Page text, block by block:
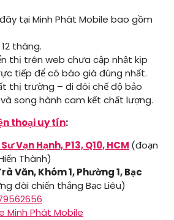
tại Minh Phát Mobile bao gồm
tháng.
thị trên web chưa cập nhật kịp
tiếp để có báo giá đúng nhất.
thị trường – đi đôi chế độ bảo
song hành cam kết chất lượng.
thoại uy tín:
Vạn Hạnh, P13, Q10, HCM (đoạn
Thành)
Văn, Khóm 1, Phường 1, Bạc
đài chiến thắng Bạc Liêu)
Minh Phát Mobile